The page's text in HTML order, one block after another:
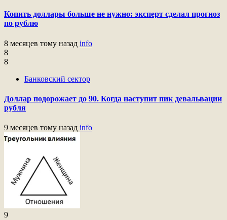
Копить доллары больше не нужно: эксперт сделал прогноз
по рублю
8 месяцев тому назад info
8
8
Банковский сектор
Доллар подорожает до 90. Когда наступит пик девальвации
рубля
9 месяцев тому назад info
9